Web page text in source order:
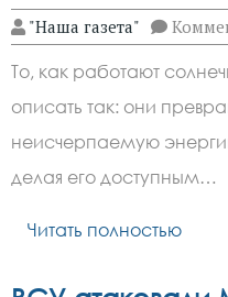
"Наша газета"
То, как работают
описать так: они
неисчерпаемую
делая его доступным…
Читать полностью